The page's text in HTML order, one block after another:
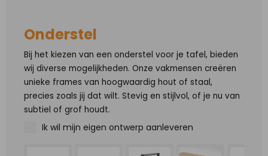
Onderstel
Bij het kiezen van een onderstel voor je tafel, bieden
wij diverse mogelijkheden. Onze vakmensen creëren
unieke frames van hoogwaardig hout of staal,
precies zoals jij dat wilt. Stevig en stijlvol, of je nu van
subtiel of grof houdt.
Ik wil mijn eigen ontwerp aanleveren